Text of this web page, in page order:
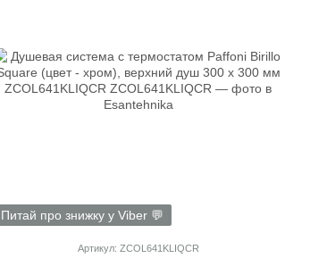
Питай про знижку у Viber 💬
Артикул: ZCOL641KLIQCR